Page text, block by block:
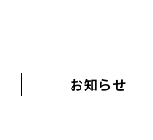
お知らせ